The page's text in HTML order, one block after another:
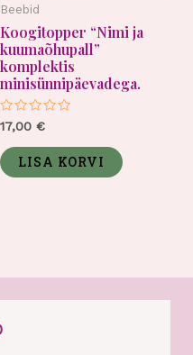
Beebid
Koogitopper “Nimi ja
kuumaõhupall”
komplektis
minisünnipäevadega.
Hinnanguga
0
5
17,00 €
LISA KORVI